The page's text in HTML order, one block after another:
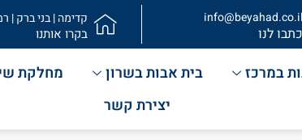
info@beyahad.co.il
כתבו לנו
קדימה | בני ברק |
בקרו אותנו
במרכז בית אבות בשרון
מחלקת
יצירת קשר